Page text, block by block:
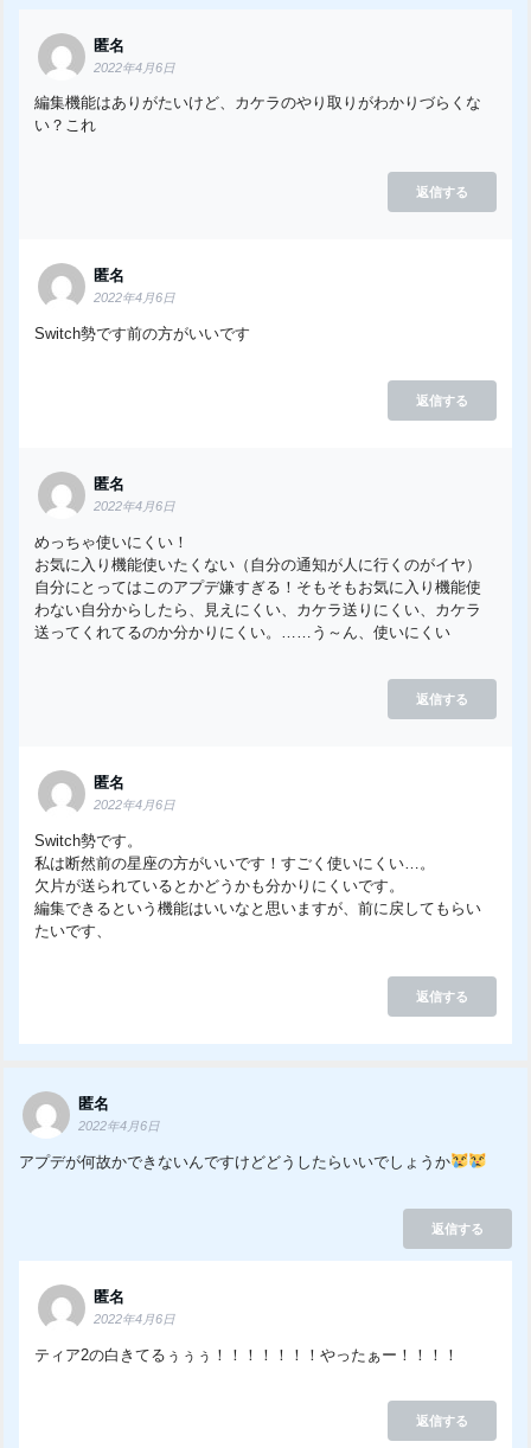
匿名
2022年4月6日
編集機能はありがたいけど、カケラのやり取りがわかりづらくな
い？これ
返信する
匿名
2022年4月6日
Switch勢です前の方がいいです
返信する
匿名
2022年4月6日
めっちゃ使いにくい！
お気に入り機能使いたくない（自分の通知が人に行くのがイヤ）
自分にとってはこのアプデ嫌すぎる！そもそもお気に入り機能使
わない自分からしたら、見えにくい、カケラ送りにくい、カケラ
送ってくれてるのか分かりにくい。……う～ん、使いにくい
返信する
匿名
2022年4月6日
Switch勢です。
私は断然前の星座の方がいいです！すごく使いにくい…。
欠片が送られているとかどうかも分かりにくいです。
編集できるという機能はいいなと思いますが、前に戻してもらい
たいです、
返信する
匿名
2022年4月6日
アプデが何故かできないんですけどどうしたらいいでしょうか
返信する
匿名
2022年4月6日
ティア2の白きてるぅぅぅ！！！！！！！やったぁー！！！！
返信する